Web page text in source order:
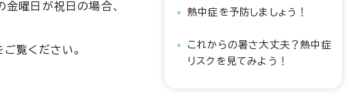
曜日が祝日の場合、
覧ください。
熱中症を予防しましょう！
これからの暑さ大丈夫？熱中症
リスクを見てみよう！